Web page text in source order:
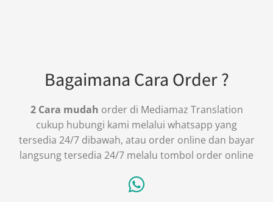
Bagaimana Cara Order ?
2 Cara mudah order di Mediamaz Translation
cukup hubungi kami melalui whatsapp yang
tersedia 24/7 dibawah, atau order online dan bayar
langsung tersedia 24/7 melalu tombol order online